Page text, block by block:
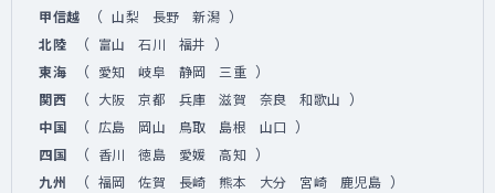
甲信越 （ 山梨 長野 新潟 ）
北陸 （ 富山 石川 福井 ）
東海 （ 愛知 岐阜 静岡 三重 ）
関西 （ 大阪 京都 兵庫 滋賀 奈良 和歌山 ）
中国 （ 広島 岡山 鳥取 島根 山口 ）
四国 （ 香川 徳島 愛媛 高知 ）
九州 （ 福岡 佐賀 長崎 熊本 大分 宮崎 鹿児島 ）